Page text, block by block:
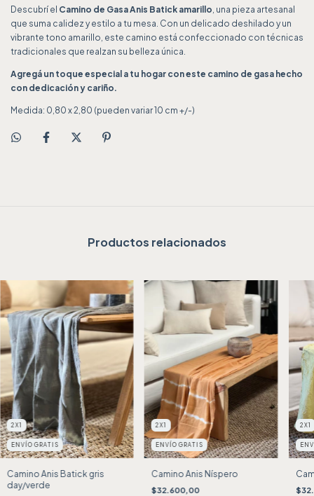
Descubrí el Camino de Gasa Anis Batick amarillo , una pieza artesanal
que suma calidez y estilo a tu mesa. Con un delicado deshilado y un
vibrante tono amarillo, este camino está confeccionado con técnicas
tradicionales que realzan su belleza única.
Agregá un toque especial a tu hogar con este camino de gasa hecho
con dedicación y cariño.
Medida: 0,80 x 2,80 (pueden variar 10 cm +/-)
Productos relacionados
2X1
ENVÍO GRATIS
Camino Anis Batick gris
day/verde
2X1
ENVÍO GRATIS
Camino Anis Níspero
$32.600,00
2X1